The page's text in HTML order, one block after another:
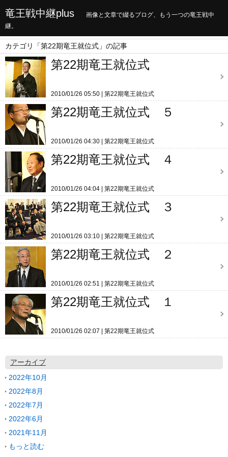
竜王戦中継plus
画像と文章で綴るブログ、もう一つの竜王戦中
継。
カテゴリ「第22期竜王就位式」の記事
第22期竜王就位式
2010/01/26 05:50 第22期竜王就位式
第22期竜王就位式 ５
2010/01/26 04:30 第22期竜王就位式
第22期竜王就位式 ４
2010/01/26 04:04 第22期竜王就位式
第22期竜王就位式 ３
2010/01/26 03:10 第22期竜王就位式
第22期竜王就位式 ２
2010/01/26 02:51 第22期竜王就位式
第22期竜王就位式 １
2010/01/26 02:07 第22期竜王就位式
アーカイブ
2022年10月
2022年8月
2022年7月
2022年6月
2021年11月
もっと読む